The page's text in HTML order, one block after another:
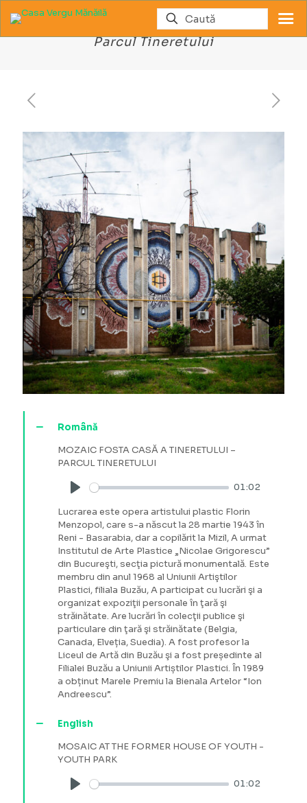
Mozaic fosta casă a Tineretului –
Parcul Tineretului
Română
MOZAIC FOSTA CASĂ A TINERETULUI –
PARCUL TINERETULUI
Play
01:02
Lucrarea este opera artistului plastic Florin
Menzopol, care s-a născut la 28 martie 1943 în
Reni - Basarabia, dar a copilărit la Mizil, A urmat
Institutul de Arte Plastice „Nicolae Grigorescu”
din Bucureşti, secţia pictură monumentală. Este
membru din anul 1968 al Uniunii Artiştilor
Plastici, filiala Buzău, A participat cu lucrări şi a
organizat expoziţii personale în ţară şi
străinătate. Are lucrări în colecţii publice şi
particulare din ţară şi străinătate (Belgia,
Canada, Elveția, Suedia). A fost profesor la
Liceul de Artă din Buzău şi a fost președinte al
Filialei Buzău a Uniunii Artiștilor Plastici. În 1989
a obținut Marele Premiu la Bienala Artelor “Ion
Andreescu”.
English
MOSAIC AT THE FORMER HOUSE OF YOUTH -
YOUTH PARK
Play
01:02